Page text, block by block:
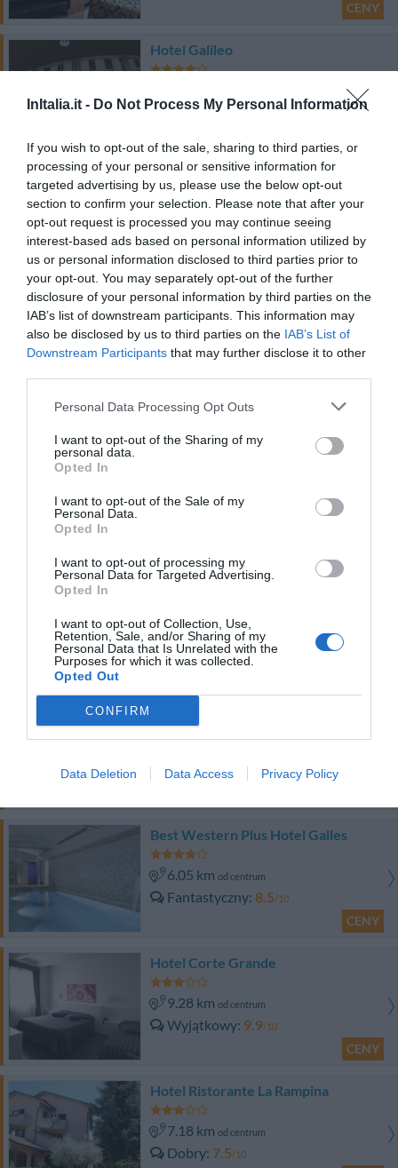
InItalia.it - Do Not Process My Personal Information
If you wish to opt-out of the sale, sharing to third parties, or
processing of your personal or sensitive information for
targeted advertising by us, please use the below opt-out
section to confirm your selection. Please note that after your
opt-out request is processed you may continue seeing
interest-based ads based on personal information utilized by
us or personal information disclosed to third parties prior to
your opt-out. You may separately opt-out of the further
disclosure of your personal information by third parties on the
IAB’s list of downstream participants. This information may
also be disclosed by us to third parties on the IAB’s List of
Downstream Participants that may further disclose it to other
Personal Data Processing Opt Outs
I want to opt-out of the Sharing of my
personal data.
Opted In
I want to opt-out of the Sale of my
Personal Data.
Opted In
I want to opt-out of processing my
Personal Data for Targeted Advertising.
Opted In
I want to opt-out of Collection, Use,
Retention, Sale, and/or Sharing of my
Personal Data that Is Unrelated with the
Purposes for which it was collected.
Opted Out
CONFIRM
Data Deletion Data Access Privacy Policy
CENY
Hotel Galileo
Wyjątkowy 9.5
Palazzo Segreti
7.24 kmod centrum
Wyjątkowy 9.9/10
CENY
Hotel Flora
6.77 km od centrum
Ramada Plaza Milano
Znakomity 9.4
Ten hotel ma TARIFFE PRIVATE Klubu InItalia!
Lloyd Hotel
6.39 kmod centrum
Fantastyczny 8.6
Fantastyczny 8.6/10
Best Western Plus Hotel Galles
6.05 km od centrum
Fantastyczny 8.5/10
CENY
Hotel Corte Grande
9.28 km od centrum
Wyjątkowy 9.9/10
CENY
Hotel Ristorante La Rampina
7.18 km od centrum
Dobry 7.5/10